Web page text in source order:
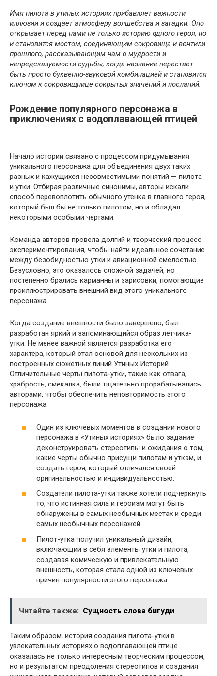
Имя пилота в утиных историях прибавляет важности
иллюзии и создает атмосферу волшебства и загадки. Оно
открывает перед нами не только историю одного героя, но
и становится мостом, соединяющим сокровища и вентили
прошлого, рассказывающим нам о мудрости и
непредсказуемости судьбы, когда название перестает
быть просто буквенно-звуковой комбинацией и становится
ключом к сокровищнице сокрытых значений и посланий.
Рождение популярного персонажа в
приключениях с водоплавающей птицей
Начало истории связано с процессом придумывания
уникального персонажа для объединения двух таких
разных и кажущихся несовместимыми понятий — пилота
и утки. Отбирая различные синонимы, авторы искали
способ перевоплотить обычного утенка в главного героя,
который был бы не только пилотом, но и обладал
некоторыми особыми чертами.
Команда авторов провела долгий и творческий процесс
экспериментирования, чтобы найти идеальное сочетание
между безобидностью утки и авиационной смелостью.
Безусловно, это оказалось сложной задачей, но
постепенно брались карманны и зарисовки, помогающие
проиллюстрировать внешний вид этого уникального
персонажа.
Когда создание внешности было завершено, был
разработан яркий и запоминающийся образ летчика-
утки. Не менее важной является разработка его
характера, который стал основой для нескольких из
построенных сюжетных линий Утиных Историй.
Отличительные черты пилота-утки, такие как отвага,
храбрость, смекалка, были тщательно прорабатывались
авторами, чтобы обеспечить неповторимость этого
персонажа.
Один из ключевых моментов в создании нового
персонажа в «Утиных историях» было задание
деконструировать стереотипы и ожидания о том,
какие черты обычно присущи пилотам и уткам, и
создать героя, который отличался своей
оригинальностью и индивидуальностью.
Создатели пилота-утки также хотели подчеркнуть
то, что истинная сила и героизм могут быть
обнаружены в самых необычных местах и среди
самых необычных персонажей.
Пилот-утка получил уникальный дизайн,
включающий в себя элементы утки и пилота,
создавая комическую и привлекательную
внешность, которая стала одной из ключевых
причин популярности этого персонажа.
Читайте также: Сущность слова бигуди
Таким образом, история создания пилота-утки в
увлекательных историях о водоплавающей птице
оказалась не только интересным творческим процессом,
но и результатом преодоления стереотипов и создания